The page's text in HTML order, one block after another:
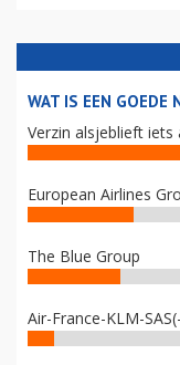
WAT IS EEN GOEDE
Verzin alsjeblieft iets
European Airlines
The Blue Group
Air-France-KLM-